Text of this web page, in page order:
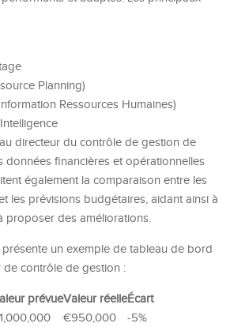
Planning)
Ressources Humaines)
directeur du contrôle de gestion de
données financières et opérationnelles
également la comparaison entre les
les prévisions budgétaires, aidant ainsi à
proposer des améliorations.
un exemple de tableau de bord
de contrôle de gestion :
prévueValeur réelleÉcart
€950,000
-5%